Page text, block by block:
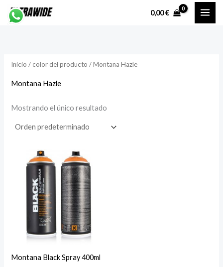
0,00€
Inicio / color del producto / Montana Hazle
Montana Hazle
Mostrando el único resultado
Montana Black Spray 400ml